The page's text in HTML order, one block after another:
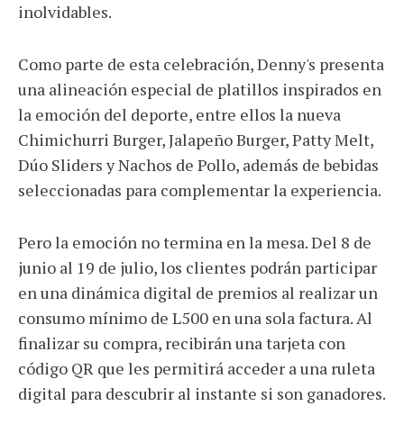
inolvidables.
Como parte de esta celebración, Denny's presenta
una alineación especial de platillos inspirados en
la emoción del deporte, entre ellos la nueva
Chimichurri Burger, Jalapeño Burger, Patty Melt,
Dúo Sliders y Nachos de Pollo, además de bebidas
seleccionadas para complementar la experiencia.
Pero la emoción no termina en la mesa. Del 8 de
junio al 19 de julio, los clientes podrán participar
en una dinámica digital de premios al realizar un
consumo mínimo de L500 en una sola factura. Al
finalizar su compra, recibirán una tarjeta con
código QR que les permitirá acceder a una ruleta
digital para descubrir al instante si son ganadores.